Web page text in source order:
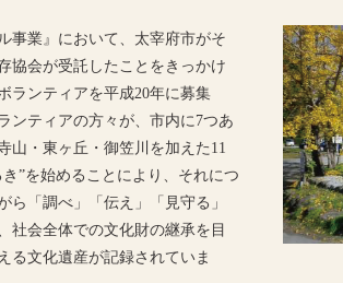
事業』において、太宰府市がそ
協会が受託したことをきっかけ
ランティアを平成20年に募集
ンティアの方々が、市内に7つあ
山・東ヶ丘・御笠川を加えた11
”を始めることにより、それにつ
ら「調べ」「伝え」「見守る」
社会全体での文化財の継承を目
る文化遺産が記録されていま